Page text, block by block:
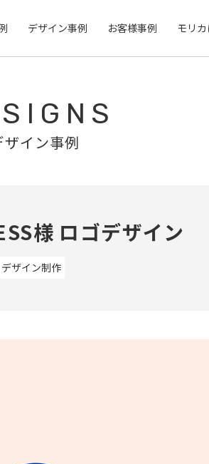
デザイン事例 お客様事例 モリ
ザイン事例
様 ロゴデザイン
デザイン制作